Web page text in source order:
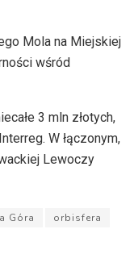
Mola na Miejskiej
wśród
3 mln złotych,
W łączonym,
Lewoczy
Góra
orbisfera